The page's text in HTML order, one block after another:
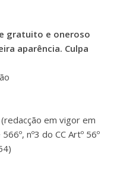
gratuito e oneroso
aparência. Culpa
(redacção em vigor em
nº3 do CC Artº 56º